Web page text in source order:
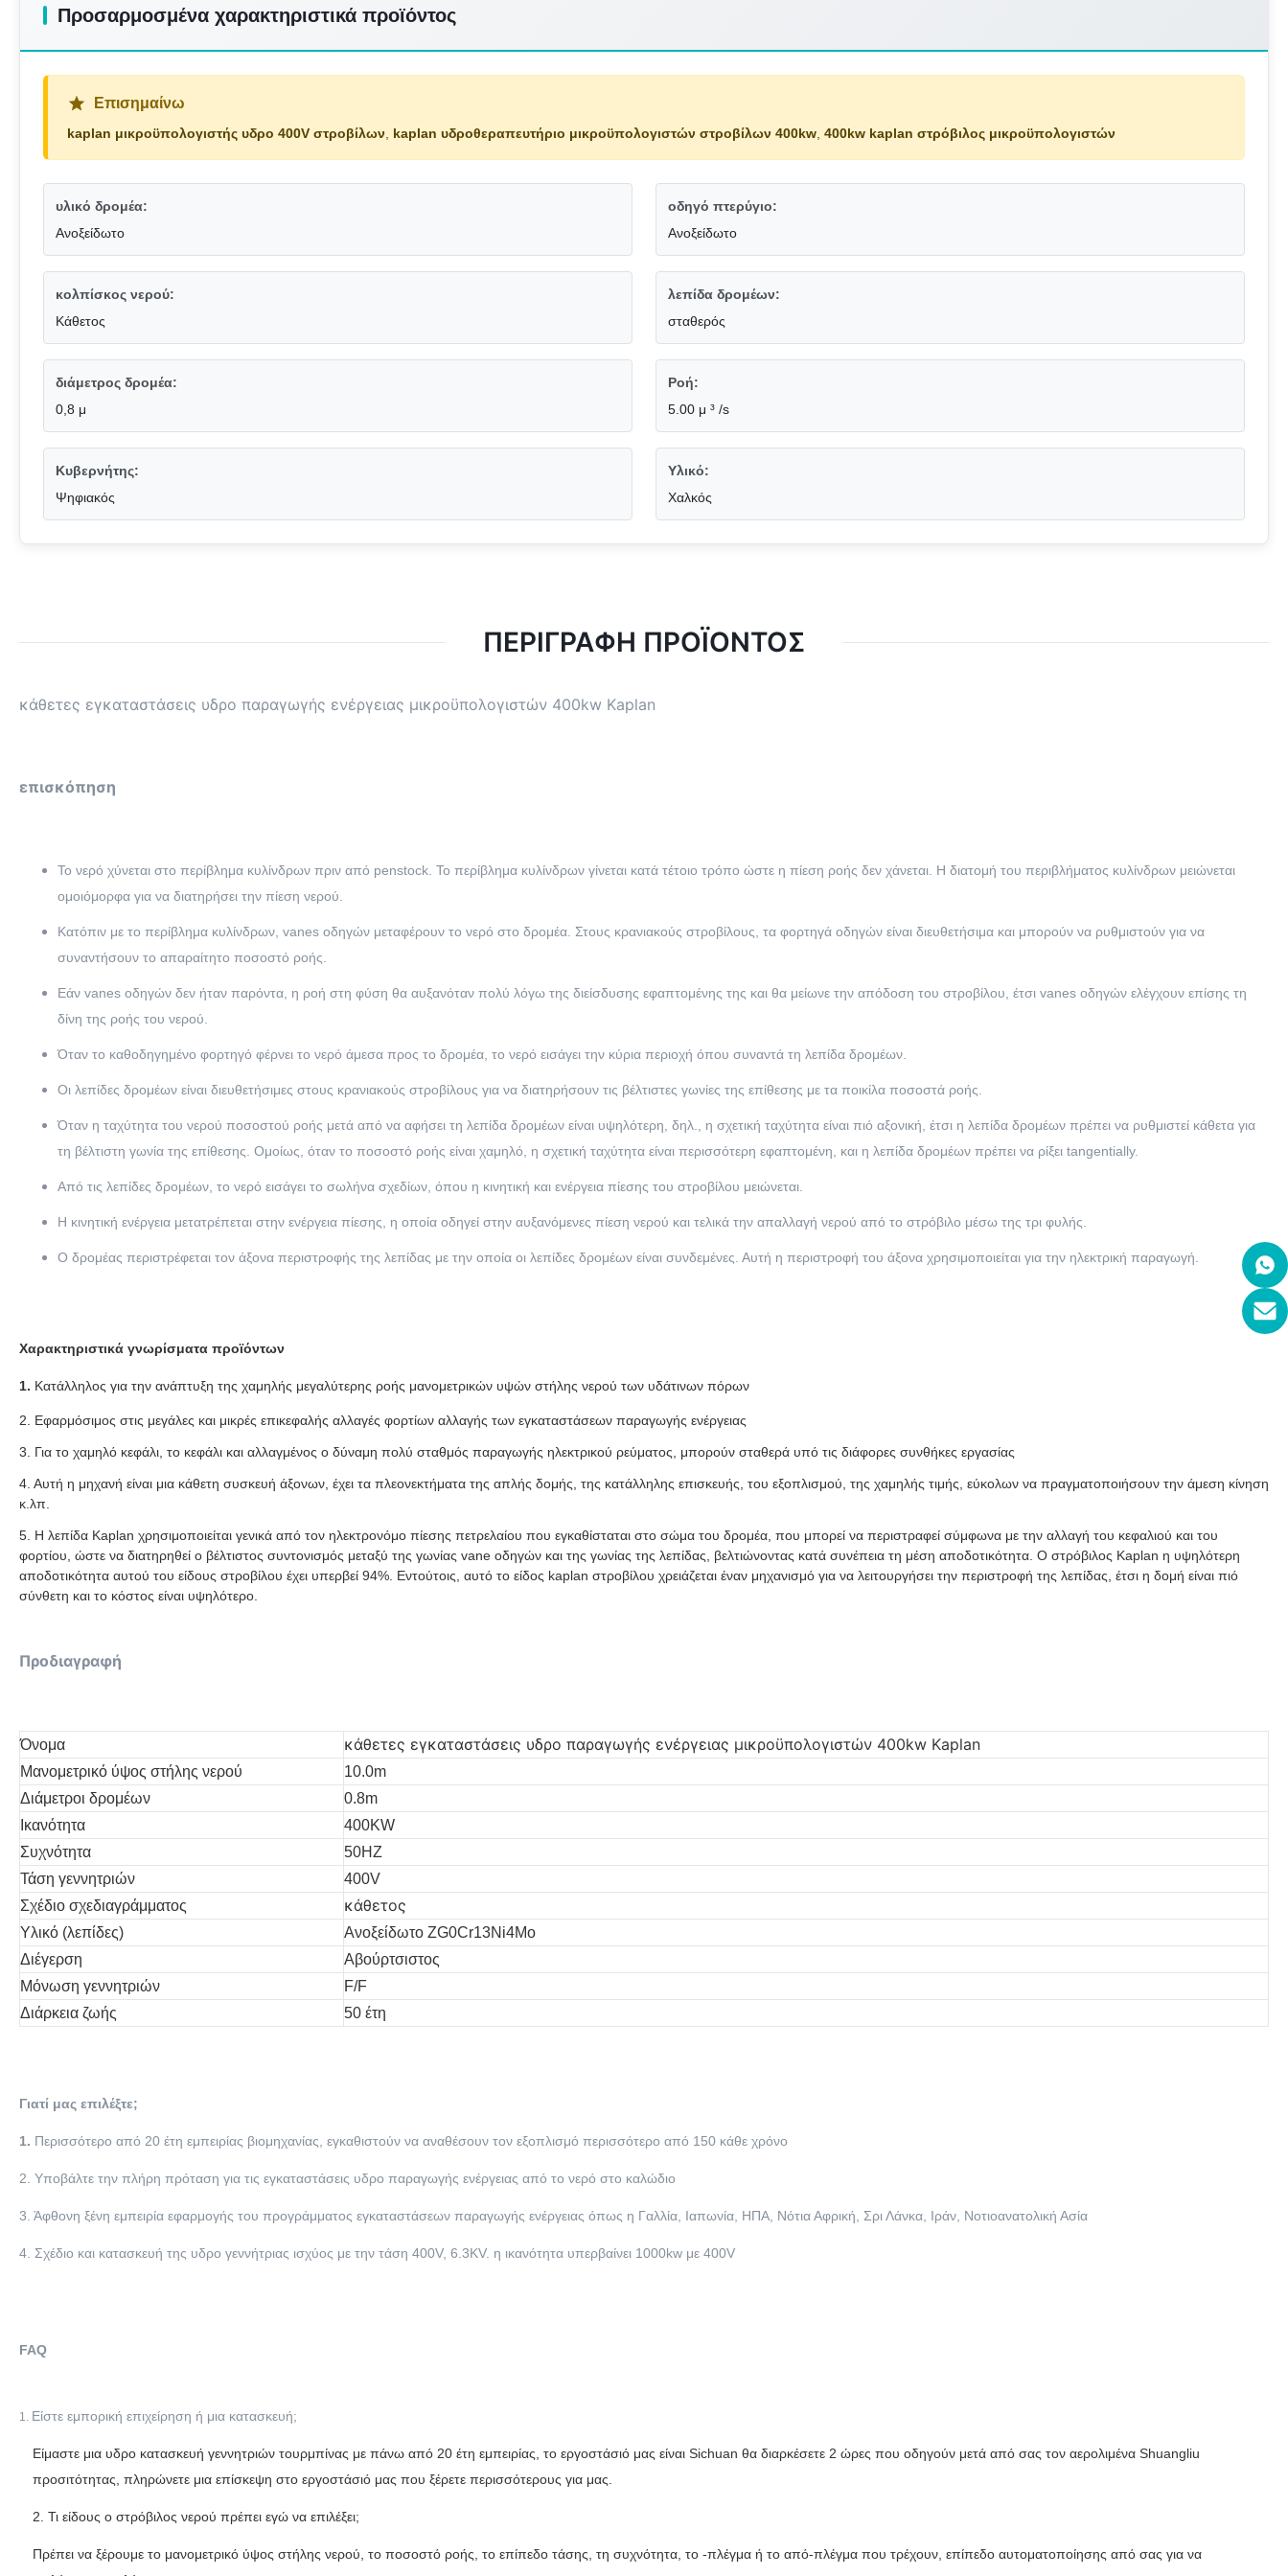
Προσαρμοσμένα χαρακτηριστικά προϊόντος
Επισημαίνω
kaplan μικροϋπολογιστής υδρο 400V στροβίλων kaplan υδροθεραπευτήριο μικροϋπολογιστών στροβίλων 400kw 400kw kaplan στρόβιλος μικροϋπολογιστών
υλικό δρομέα:
Ανοξείδωτο
οδηγό πτερύγιο:
Ανοξείδωτο
κολπίσκος νερού:
Κάθετος
λεπίδα δρομέων:
σταθερός
διάμετρος δρομέα:
0,8 μ
Ροή:
5.00 μ ³ /s
Κυβερνήτης:
Ψηφιακός
Υλικό:
Χαλκός
ΠΕΡΙΓΡΑΦΉ ΠΡΟΪΌΝΤΟΣ
κάθετες εγκαταστάσεις υδρο παραγωγής ενέργειας μικροϋπολογιστών 400kw Kaplan
επισκόπηση
Το νερό χύνεται στο περίβλημα κυλίνδρων πριν από penstock. Το περίβλημα κυλίνδρων γίνεται κατά τέτοιο τρόπο ώστε η πίεση ροής δεν χάνεται. Η διατομή του περιβλήματος κυλίνδρων μειώνεται
ομοιόμορφα για να διατηρήσει την πίεση νερού.
Κατόπιν με το περίβλημα κυλίνδρων, vanes οδηγών μεταφέρουν το νερό στο δρομέα. Στους κρανιακούς στροβίλους, τα φορτηγά οδηγών είναι διευθετήσιμα και μπορούν να ρυθμιστούν για να
συναντήσουν το απαραίτητο ποσοστό ροής.
Εάν vanes οδηγών δεν ήταν παρόντα, η ροή στη φύση θα αυξανόταν πολύ λόγω της διείσδυσης εφαπτομένης της και θα μείωνε την απόδοση του στροβίλου, έτσι vanes οδηγών ελέγχουν επίσης τη
δίνη της ροής του νερού.
Όταν το καθοδηγημένο φορτηγό φέρνει το νερό άμεσα προς το δρομέα, το νερό εισάγει την κύρια περιοχή όπου συναντά τη λεπίδα δρομέων.
Οι λεπίδες δρομέων είναι διευθετήσιμες στους κρανιακούς στροβίλους για να διατηρήσουν τις βέλτιστες γωνίες της επίθεσης με τα ποικίλα ποσοστά ροής.
Όταν η ταχύτητα του νερού ποσοστού ροής μετά από να αφήσει τη λεπίδα δρομέων είναι υψηλότερη, δηλ., η σχετική ταχύτητα είναι πιό αξονική, έτσι η λεπίδα δρομέων πρέπει να ρυθμιστεί κάθετα για
τη βέλτιστη γωνία της επίθεσης. Ομοίως, όταν το ποσοστό ροής είναι χαμηλό, η σχετική ταχύτητα είναι περισσότερη εφαπτομένη, και η λεπίδα δρομέων πρέπει να ρίξει tangentially.
Από τις λεπίδες δρομέων, το νερό εισάγει το σωλήνα σχεδίων, όπου η κινητική και ενέργεια πίεσης του στροβίλου μειώνεται.
Η κινητική ενέργεια μετατρέπεται στην ενέργεια πίεσης, η οποία οδηγεί στην αυξανόμενες πίεση νερού και τελικά την απαλλαγή νερού από το στρόβιλο μέσω της τρι φυλής.
Ο δρομέας περιστρέφεται τον άξονα περιστροφής της λεπίδας με την οποία οι λεπίδες δρομέων είναι συνδεμένες. Αυτή η περιστροφή του άξονα χρησιμοποιείται για την ηλεκτρική παραγωγή.
Χαρακτηριστικά γνωρίσματα προϊόντων
1. Κατάλληλος για την ανάπτυξη της χαμηλής μεγαλύτερης ροής μανομετρικών υψών στήλης νερού των υδάτινων πόρων
2. Εφαρμόσιμος στις μεγάλες και μικρές επικεφαλής αλλαγές φορτίων αλλαγής των εγκαταστάσεων παραγωγής ενέργειας
3. Για το χαμηλό κεφάλι, το κεφάλι και αλλαγμένος ο δύναμη πολύ σταθμός παραγωγής ηλεκτρικού ρεύματος, μπορούν σταθερά υπό τις διάφορες συνθήκες εργασίας
4. Αυτή η μηχανή είναι μια κάθετη συσκευή άξονων, έχει τα πλεονεκτήματα της απλής δομής, της κατάλληλης επισκευής, του εξοπλισμού, της χαμηλής τιμής, εύκολων να πραγματοποιήσουν την άμεση κίνηση
κ.λπ.
5. Η λεπίδα Kaplan χρησιμοποιείται γενικά από τον ηλεκτρονόμο πίεσης πετρελαίου που εγκαθίσταται στο σώμα του δρομέα, που μπορεί να περιστραφεί σύμφωνα με την αλλαγή του κεφαλιού και του
φορτίου, ώστε να διατηρηθεί ο βέλτιστος συντονισμός μεταξύ της γωνίας vane οδηγών και της γωνίας της λεπίδας, βελτιώνοντας κατά συνέπεια τη μέση αποδοτικότητα. Ο στρόβιλος Kaplan η υψηλότερη
αποδοτικότητα αυτού του είδους στροβίλου έχει υπερβεί 94%. Εντούτοις, αυτό το είδος kaplan στροβίλου χρειάζεται έναν μηχανισμό για να λειτουργήσει την περιστροφή της λεπίδας, έτσι η δομή είναι πιό
σύνθετη και το κόστος είναι υψηλότερο.
Προδιαγραφή
Όνομα κάθετες εγκαταστάσεις υδρο παραγωγής ενέργειας μικροϋπολογιστών 400kw Kaplan
Μανομετρικό ύψος στήλης νερού
10.0m
Διάμετροι δρομέων
0.8m
Ικανότητα
400KW
Συχνότητα
50HZ
Τάση γεννητριών
400V
Σχέδιο σχεδιαγράμματος
κάθετος
Υλικό (λεπίδες)
Ανοξείδωτο ZG0Cr13Ni4Mo
Διέγερση
Αβούρτσιστος
Μόνωση γεννητριών
F/F
Διάρκεια ζωής
50 έτη
Γιατί μας επιλέξτε;
1. Περισσότερο από 20 έτη εμπειρίας βιομηχανίας, εγκαθιστούν να αναθέσουν τον εξοπλισμό περισσότερο από 150 κάθε χρόνο
2. Υποβάλτε την πλήρη πρόταση για τις εγκαταστάσεις υδρο παραγωγής ενέργειας από το νερό στο καλώδιο
3. Άφθονη ξένη εμπειρία εφαρμογής του προγράμματος εγκαταστάσεων παραγωγής ενέργειας όπως η Γαλλία, Ιαπωνία, ΗΠΑ, Νότια Αφρική, Σρι Λάνκα, Ιράν, Νοτιοανατολική Ασία
4. Σχέδιο και κατασκευή της υδρο γεννήτριας ισχύος με την τάση 400V, 6.3KV. η ικανότητα υπερβαίνει 1000kw με 400V
FAQ
1. Είστε εμπορική επιχείρηση ή μια κατασκευή;
Είμαστε μια υδρο κατασκευή γεννητριών τουρμπίνας με πάνω από 20 έτη εμπειρίας, το εργοστάσιό μας είναι Sichuan θα διαρκέσετε 2 ώρες που οδηγούν μετά από σας τον αερολιμένα Shuangliu
προσιτότητας, πληρώνετε μια επίσκεψη στο εργοστάσιό μας που ξέρετε περισσότερους για μας.
2. Τι είδους ο στρόβιλος νερού πρέπει εγώ να επιλέξει;
Πρέπει να ξέρουμε το μανομετρικό ύψος στήλης νερού, το ποσοστό ροής, το επίπεδο τάσης, τη συχνότητα, το -πλέγμα ή το από-πλέγμα που τρέχουν, επίπεδο αυτοματοποίησης από σας για να